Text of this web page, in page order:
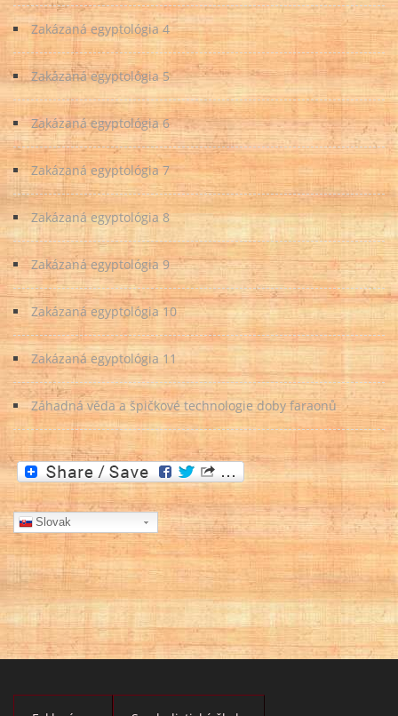
Zakázaná egyptológia 4
Zakázaná egyptológia 5
Zakázaná egyptológia 6
Zakázaná egyptológia 7
Zakázaná egyptológia 8
Zakázaná egyptológia 9
Zakázaná egyptológia 10
Zakázaná egyptológia 11
Záhadná věda a špičkové technologie doby faraonů
Slovak